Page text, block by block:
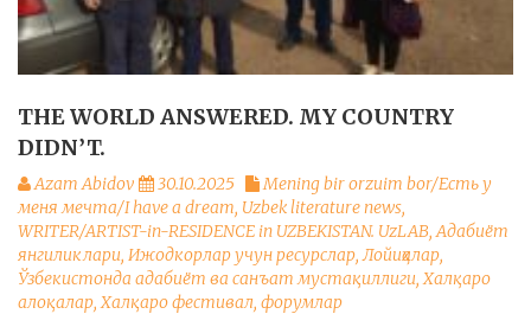
THE WORLD ANSWERED. MY COUNTRY
DIDN’T.
Azam Abidov 30.10.2025
Mening bir orzuim bor/Есть у
меня мечта/I have a dream, Uzbek literature news,
WRITER/ARTIST-in-RESIDENCE in UZBEKISTAN. UzLAB, Адабиёт
янгиликлари, Ижодкорлар учун ресурслар, Лойиҳалар,
Ўзбекистонда адабиёт ва санъат мустақиллиги, Халқаро
алоқалар, Халқаро фестивал, форумлар